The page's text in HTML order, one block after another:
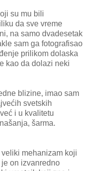
su mu bili
da sve vreme
na samo dvadesetak
sam ga fotografisao
prilikom dolaska
kao da dolazi neki
blizine, imao sam
svetskih
i u kvalitetu
šarma.
mehanizam koji
on izvanredno